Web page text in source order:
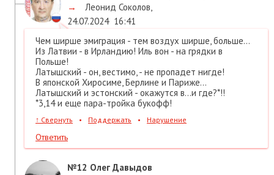
→
Леонид Соколов,
24.07.2024 16:41
Чем ширше эмиграция - тем воздух ширше, больше...
Из Латвии - в Ирландию! Иль вон - на грядки в
Польше!
Латышский - он, вестимо, - не пропадет нигде!
В японской Хиросиме, Берлине и Париже...
Латышский и эстонский - окажутся в...и где?*!!
*3,14 и еще пара-тройка букофф!
↑ Свернуть • Поддержать • Нарушение
Ответить
№12 Олег Давыдов